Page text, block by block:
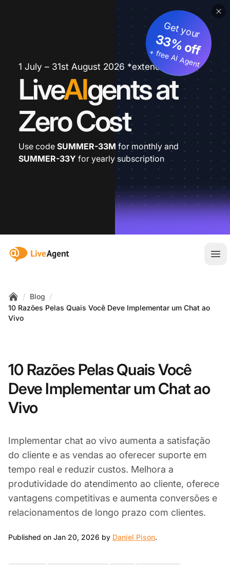
1 July – 31st August 2026 *extended
LiveAIgents at
Zero Cost
Get your
33% off
+ free AI Agent
Use code SUMMER-33M for monthly and
SUMMER-33Y for yearly subscription
:site.title
Home
/ Blog /
10 Razões Pelas Quais Você Deve Implementar um Chat ao
Vivo
10 Razões Pelas Quais Você
Deve Implementar um Chat ao
Vivo
Implementar chat ao vivo aumenta a satisfação
do cliente e as vendas ao oferecer suporte em
tempo real e reduzir custos. Melhora a
produtividade do atendimento ao cliente, oferece
vantagens competitivas e aumenta conversões e
relacionamentos de longo prazo com clientes.
Published on Jan 20, 2026 by Daniel Pison.